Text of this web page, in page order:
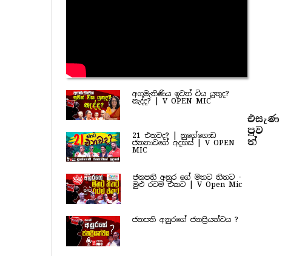
අගමැතිණිය ඉවත් විය යුතුද?
නැද්ද? | V OPEN MIC
21 එනවද? | නුගේගොඩ
ජනතාවගේ අදහස් | V OPEN
MIC
ජනපති අනුර ගේ මතට තිතට -
මුළු රටම එකට | V Open Mic
ජනපති අනුරගේ ජනප්‍රියත්වය ?
එසැණ
පුව​
ත්